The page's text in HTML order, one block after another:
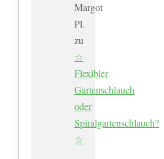
Margot
Pl.
zu
☆
Flexibler
Gartenschlauch
oder
Spiralgartenschlauch?
☆